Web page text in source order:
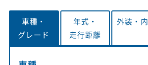
車種・
グレード
年式・
走行距離
外装・